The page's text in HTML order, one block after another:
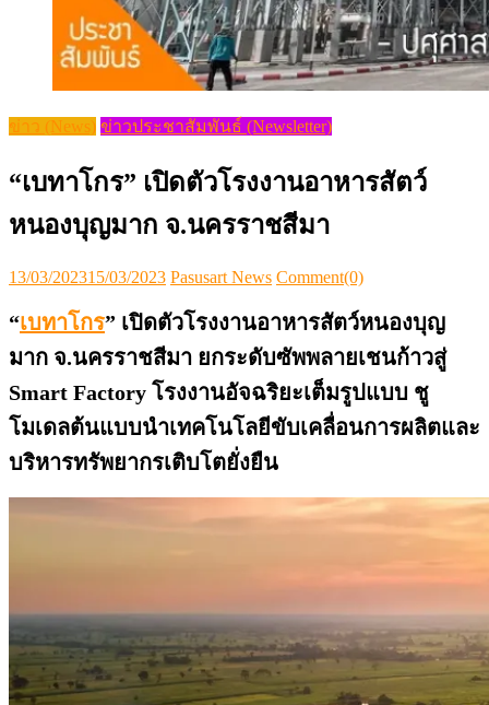
ข่าว (News) ข่าวประชาสัมพันธ์ (Newsletter)
“เบทาโกร” เปิดตัวโรงงานอาหารสัตว์
หนองบุญมาก จ.นครราชสีมา
Posted
13/03/202315/03/2023 Author
Pasusart News Comment(0)
“เบทาโกร” เปิดตัวโรงงานอาหารสัตว์หนองบุญ
มาก จ.นครราชสีมา ยกระดับซัพพลายเชนก้าวสู่
Smart Factory โรงงานอัจฉริยะเต็มรูปแบบ ชู
โมเดลต้นแบบนำเทคโนโลยีขับเคลื่อนการผลิตและ
บริหารทรัพยากรเติบโตยั่งยืน